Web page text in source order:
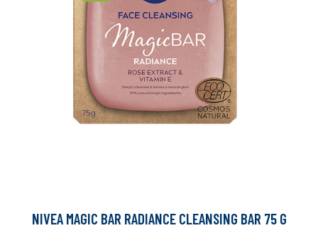
NIVEA MAGIC BAR RADIANCE CLEANSING BAR 75 G